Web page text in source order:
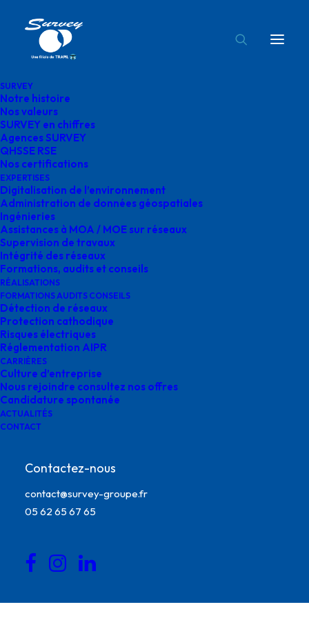
SURVEY
Notre histoire
Nos valeurs
SURVEY en chiffres
Agences SURVEY
QHSSE RSE
Nos certifications
EXPERTISES
Digitalisation de l’environnement
Administration de données géospatiales
Ingénieries
Assistances à MOA / MOE sur réseaux
Supervision de travaux
Intégrité des réseaux
Formations, audits et conseils
RÉALISATIONS
FORMATIONS AUDITS CONSEILS
Détection de réseaux
Protection cathodique
Risques électriques
Réglementation AIPR
CARRIÈRES
Culture d’entreprise
Nous rejoindre consultez nos offres
Candidature spontanée
ACTUALITÉS
CONTACT
Contactez-nous
contact@survey-groupe.fr
05 62 65 67 65
seminaire agence
survey
juin 27, 2025 | Byo.bensoussan@gegg.fr